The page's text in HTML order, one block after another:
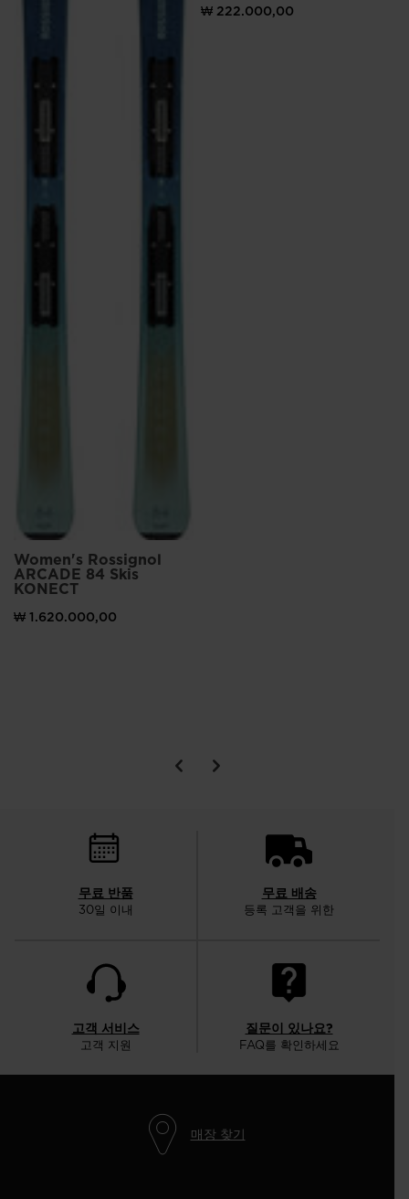
Women's Rossignol
ARCADE 84 Skis
KONECT
₩ 1.620.000,00
₩ 222.000,00
무료 반품
30일 이내
무료 배송
등록 고객을 위한
고객 서비스
고객 지원
질문이 있나요?
FAQ를 확인하세요
매장 찾기